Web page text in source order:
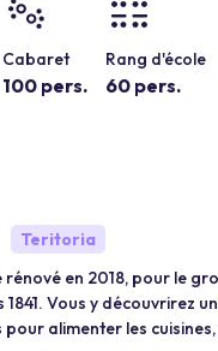
Cabaret
100 pers.
Rang d'école
60 pers.
Teritoria
en 2018, pour le
Vous y découvrirez
alimenter les